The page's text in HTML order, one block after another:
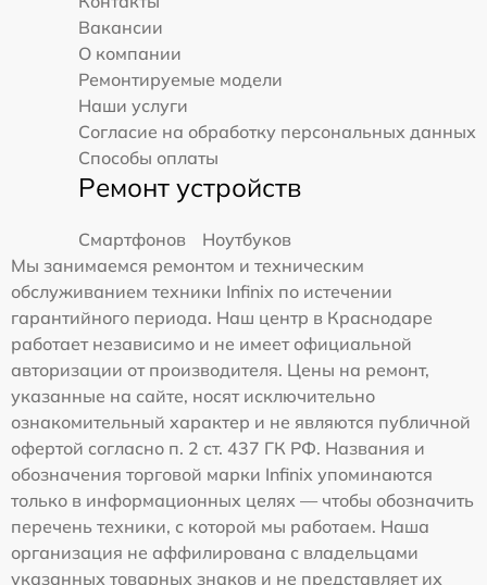
Вакансии
О компании
Ремонтируемые модели
Наши услуги
Согласие на обработку персональных данных
Способы оплаты
Ремонт устройств
Смартфонов
Ноутбуков
Мы занимаемся ремонтом и техническим
обслуживанием техники Infinix по истечении
гарантийного периода. Наш центр в Краснодаре
работает независимо и не имеет официальной
авторизации от производителя. Цены на ремонт,
указанные на сайте, носят исключительно
ознакомительный характер и не являются публичной
офертой согласно п. 2 ст. 437 ГК РФ. Названия и
обозначения торговой марки Infinix упоминаются
только в информационных целях — чтобы обозначить
перечень техники, с которой мы работаем. Наша
организация не аффилирована с владельцами
указанных товарных знаков и не представляет их